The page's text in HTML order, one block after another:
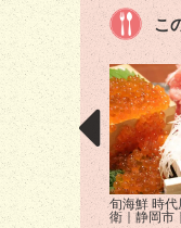
こ
旬海鮮 時
衛｜静岡市